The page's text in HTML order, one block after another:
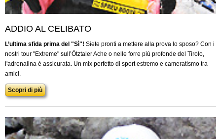
ADDIO AL CELIBATO
L’ultima sfida prima del "Sì"! Siete pronti a mettere alla prova lo sposo? Con i
nostri tour "Extreme" sull’Ötztaler Ache o nelle forre più profonde del Tirolo,
l'adrenalina è assicurata. Un mix perfetto di sport estremo e cameratismo tra
amici.
Scopri di più